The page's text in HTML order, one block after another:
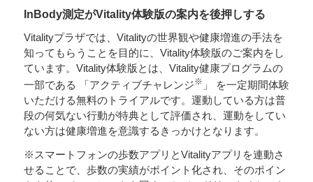
InBody測定がVitality体験版の案内を後押しする
Vitalityプラザでは、Vitalityの世界観や健康増進の手法を
知ってもらうことを目的に、Vitality体験版のご案内をし
ています。Vitality体験版とは、Vitality健康プログラムの
一部である 「アクティブチャレンジ※ 」 を一定期間体験
いただける無料のトライアルです。運動している方は普
段の何気ない行動が特典として評価され、運動をしてい
ない方は健康増進を意識するきっかけとなります。
※スマートフォンの歩数アプリとVitalityアプリを連動さ
せることで、歩数の実績がポイント化され、そのポイン